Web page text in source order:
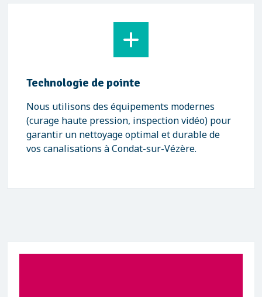
Technologie de pointe
Nous utilisons des équipements modernes
(curage haute pression, inspection vidéo) pour
garantir un nettoyage optimal et durable de
vos canalisations à Condat-sur-Vézère.